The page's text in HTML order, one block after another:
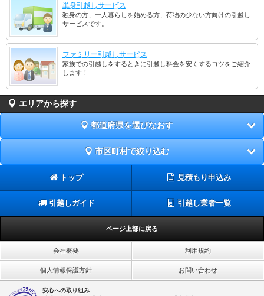
単身引越しサービス
独身の方、一人暮らしを始める方、荷物の少ない方向けの引越し
サービスです。
ファミリー引越しサービス
家族での引越しをするときに引越し料金を安くするコツをご紹介
します！
エリアから探す
都道府県を選びなおす
市区町村で絞り込む
トップ 見積もり申込み
引越しガイド 引越し業者一覧
ページ上部に戻る
会社概要 利用規約
個人情報保護方針 お問い合わせ
安心への取り組み